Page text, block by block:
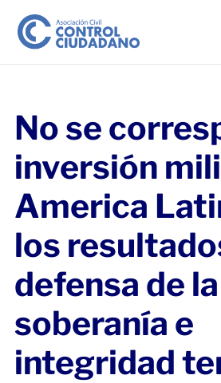
No se
inversión
America
los
defensa de la
soberanía e
integridad